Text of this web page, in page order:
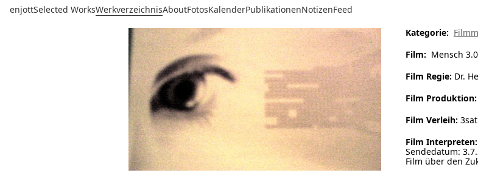
enjottSelected WorksWerkverzeichnisAboutFotosKalenderPublikationenNotizenFeed
Kategorie:
Film: Mensch
Film Regie: Dr.
Film Produktion:
Film Verleih: 3sat
Film Interpreten:
Sendedatum:
Film über den